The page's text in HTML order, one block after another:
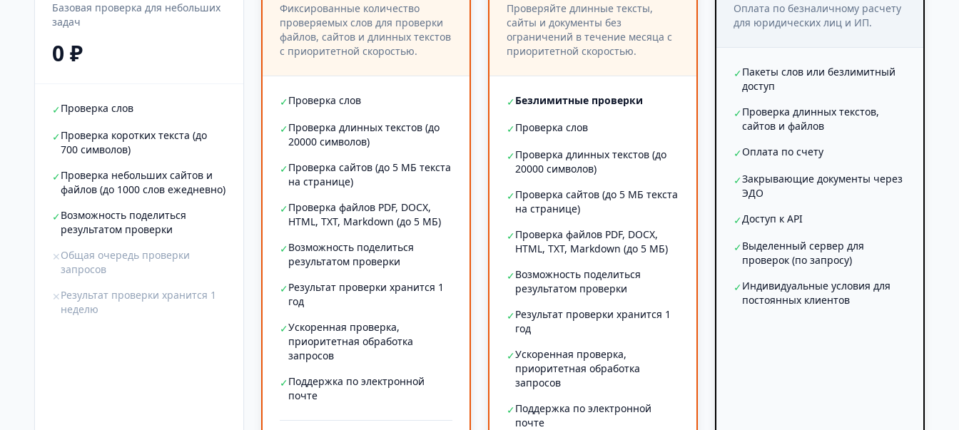
Базовая проверка для небольших
задач
0 ₽
✓Проверка слов
✓Проверка коротких текста (до
700 символов)
✓Проверка небольших сайтов и
файлов (до 1000 слов ежедневно)
✓Возможность поделиться
результатом проверки
✕Общая очередь проверки
запросов
✕Результат проверки хранится 1
неделю
Фиксированные количество
проверяемых слов для проверки
файлов, сайтов и длинных текстов
с приоритетной скоростью.
✓Проверка слов
✓Проверка длинных текстов (до
20000 символов)
✓Проверка сайтов (до 5 МБ текста
на странице)
✓Проверка файлов PDF, DOCX,
HTML, TXT, Markdown (до 5 МБ)
✓Возможность поделиться
результатом проверки
✓Результат проверки хранится 1
год
✓Ускоренная проверка,
приоритетная обработка
запросов
✓Поддержка по электронной
почте
Проверяйте длинные тексты,
сайты и документы без
ограничений в течение месяца с
приоритетной скоростью.
✓Безлимитные проверки
✓Проверка слов
✓Проверка длинных текстов (до
20000 символов)
✓Проверка сайтов (до 5 МБ текста
на странице)
✓Проверка файлов PDF, DOCX,
HTML, TXT, Markdown (до 5 МБ)
✓Возможность поделиться
результатом проверки
✓Результат проверки хранится 1
год
✓Ускоренная проверка,
приоритетная обработка
запросов
✓Поддержка по электронной
почте
Оплата по безналичному расчету
для юридических лиц и ИП.
✓Пакеты слов или безлимитный
доступ
✓Проверка длинных текстов,
сайтов и файлов
✓Оплата по счету
✓Закрывающие документы через
ЭДО
✓Доступ к API
✓Выделенный сервер для
проверок (по запросу)
✓Индивидуальные условия для
постоянных клиентов